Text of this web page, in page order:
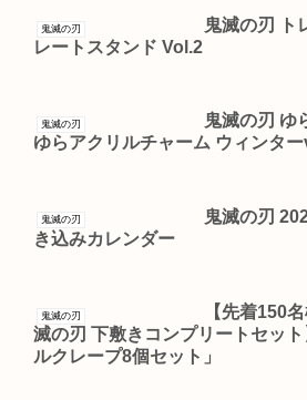
鬼滅の刃
鬼滅の刃 ト
レートスタンド Vol.2
鬼滅の刃
鬼滅の刃 ゆ
ゆらアクリルチャーム ウィンタ
鬼滅の刃
鬼滅の刃
き込みカレンダー
鬼滅の刃
【先着150
滅の刃 下敷きコンプリートセッ
ルクレープ8個セット」